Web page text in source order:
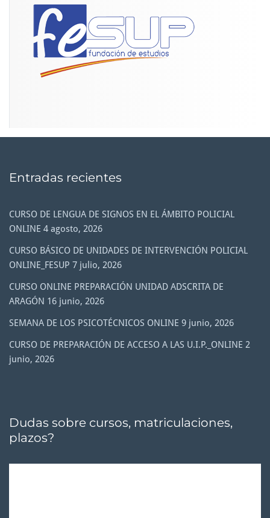
Entradas recientes
CURSO DE LENGUA DE SIGNOS EN EL ÁMBITO POLICIAL
ONLINE 4 agosto, 2026
CURSO BÁSICO DE UNIDADES DE INTERVENCIÓN POLICIAL
ONLINE_FESUP 7 julio, 2026
CURSO ONLINE PREPARACIÓN UNIDAD ADSCRITA DE
ARAGÓN 16 junio, 2026
SEMANA DE LOS PSICOTÉCNICOS ONLINE 9 junio, 2026
CURSO DE PREPARACIÓN DE ACCESO A LAS U.I.P._ONLINE 2
junio, 2026
Dudas sobre cursos, matriculaciones,
plazos?